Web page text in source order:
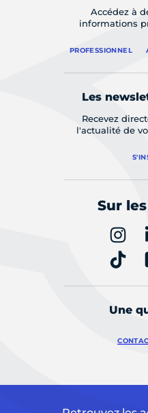
Accédez à
informations
PROFESSIONNEL
Les
Recevez
l'actualité de
Sur
Une